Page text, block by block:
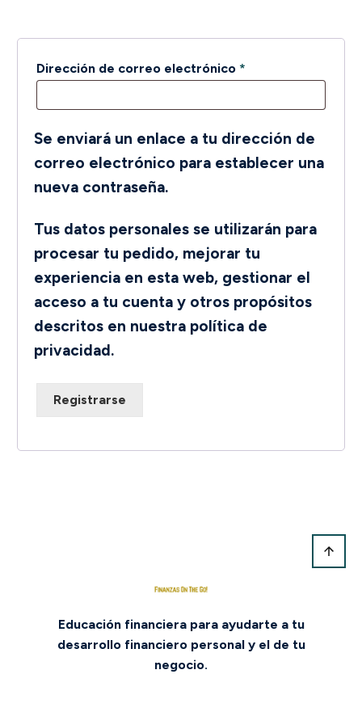
Dirección de correo electrónico *
Se enviará un enlace a tu dirección de
correo electrónico para establecer una
nueva contraseña.
Tus datos personales se utilizarán para
procesar tu pedido, mejorar tu
experiencia en esta web, gestionar el
acceso a tu cuenta y otros propósitos
descritos en nuestra política de
privacidad.
Registrarse
Educación financiera para ayudarte a tu
desarrollo financiero personal y el de tu
negocio.